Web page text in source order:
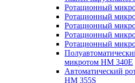
Ротационный
Ротационный
Ротационный
Ротационный
Ротационный
микротом HM 340E
Автоматический
HM 355S